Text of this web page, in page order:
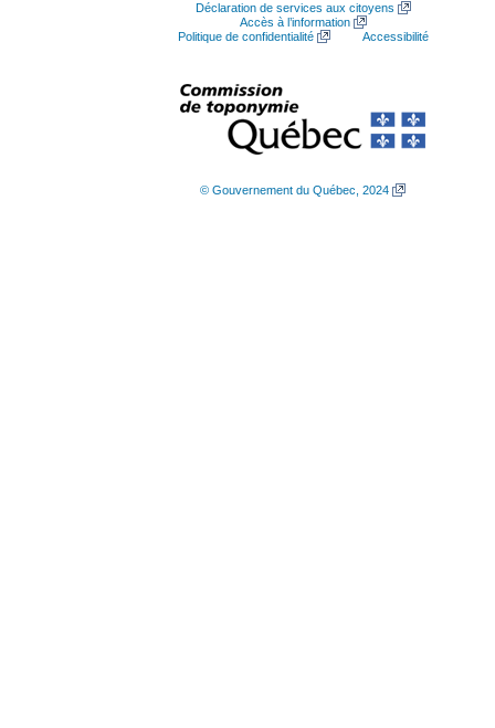
Déclaration de services aux citoyens
Accès à l’information
Politique de confidentialité
Accessibilité
© Gouvernement du Québec, 2024